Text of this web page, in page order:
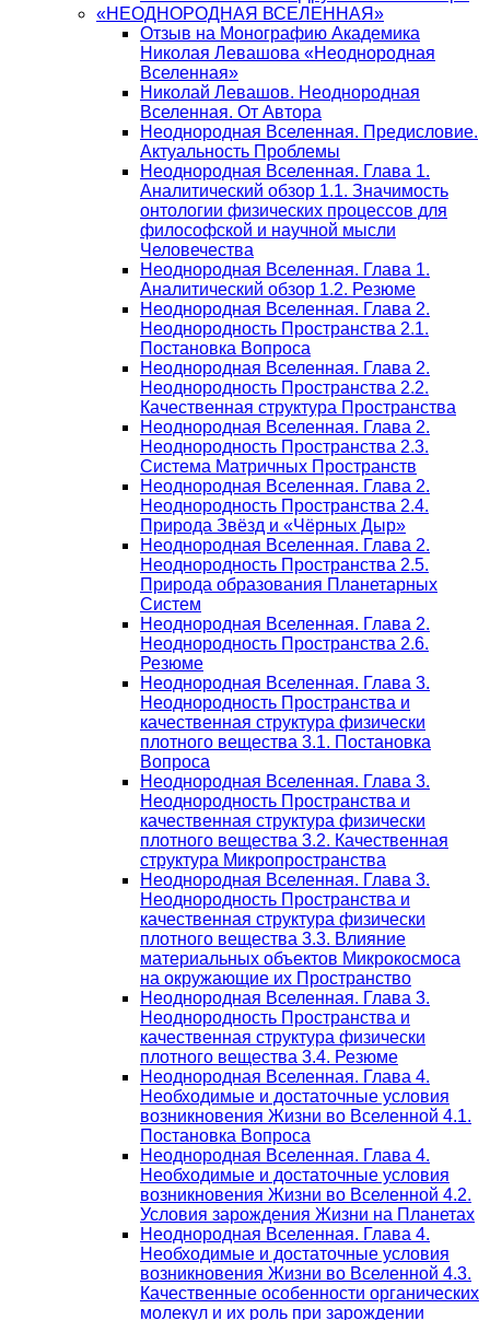
«НЕОДНОРОДНАЯ ВСЕЛЕННАЯ»
Отзыв на Монографию Академика
Николая Левашова «Неоднородная
Вселенная»
Николай Левашов. Неоднородная
Вселенная. От Автора
Неоднородная Вселенная. Предисловие.
Актуальность Проблемы
Неоднородная Вселенная. Глава 1.
Аналитический обзор 1.1. Значимость
онтологии физических процессов для
философской и научной мысли
Человечества
Неоднородная Вселенная. Глава 1.
Аналитический обзор 1.2. Резюме
Неоднородная Вселенная. Глава 2.
Неоднородность Пространства 2.1.
Постановка Вопроса
Неоднородная Вселенная. Глава 2.
Неоднородность Пространства 2.2.
Качественная структура Пространства
Неоднородная Вселенная. Глава 2.
Неоднородность Пространства 2.3.
Система Матричных Пространств
Неоднородная Вселенная. Глава 2.
Неоднородность Пространства 2.4.
Природа Звёзд и «Чёрных Дыр»
Неоднородная Вселенная. Глава 2.
Неоднородность Пространства 2.5.
Природа образования Планетарных
Систем
Неоднородная Вселенная. Глава 2.
Неоднородность Пространства 2.6.
Резюме
Неоднородная Вселенная. Глава 3.
Неоднородность Пространства и
качественная структура физически
плотного вещества 3.1. Постановка
Вопроса
Неоднородная Вселенная. Глава 3.
Неоднородность Пространства и
качественная структура физически
плотного вещества 3.2. Качественная
структура Микропространства
Неоднородная Вселенная. Глава 3.
Неоднородность Пространства и
качественная структура физически
плотного вещества 3.3. Влияние
материальных объектов Микрокосмоса
на окружающие их Пространство
Неоднородная Вселенная. Глава 3.
Неоднородность Пространства и
качественная структура физически
плотного вещества 3.4. Резюме
Неоднородная Вселенная. Глава 4.
Необходимые и достаточные условия
возникновения Жизни во Вселенной 4.1.
Постановка Вопроса
Неоднородная Вселенная. Глава 4.
Необходимые и достаточные условия
возникновения Жизни во Вселенной 4.2.
Условия зарождения Жизни на Планетах
Неоднородная Вселенная. Глава 4.
Необходимые и достаточные условия
возникновения Жизни во Вселенной 4.3.
Качественные особенности органических
молекул и их роль при зарождении